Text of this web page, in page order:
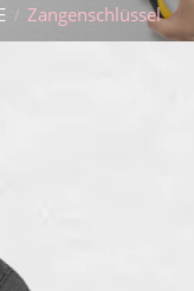
Zangenschlüssel